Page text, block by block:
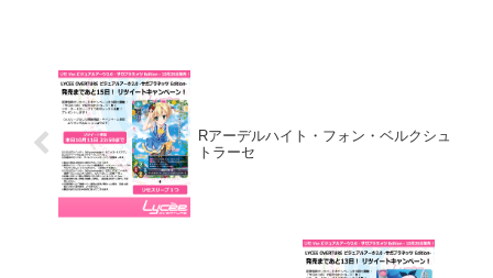
Rアーデルハイト・フォン・ベルクシュ
トラーセ